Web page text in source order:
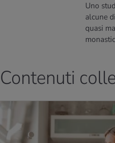
Uno
alcune
quasi
Contenuti